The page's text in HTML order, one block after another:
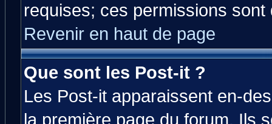
requises; ces permissions
Revenir en haut de page
Que sont les Post-it ?
Les Post-it apparaissent en-
la première page du forum. Ils